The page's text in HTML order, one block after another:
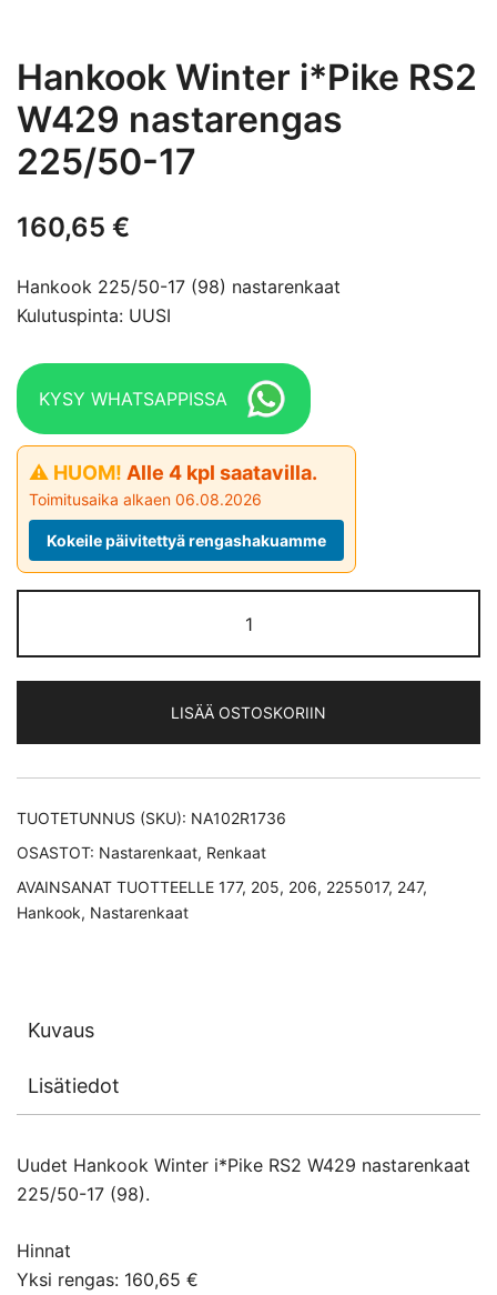
Hankook Winter i*Pike RS2
W429 nastarengas
225/50-17
160,65 €
Hankook 225/50-17 (98) nastarenkaat
Kulutuspinta: UUSI
KYSY WHATSAPPISSA
⚠ HUOM! Alle 4 kpl saatavilla.
Toimitusaika alkaen 06.08.2026
Kokeile päivitettyä rengashakuamme
Winter
i*Pike
W429
nastarengas
225/50-
17
LISÄÄ OSTOSKORIIN
TUOTETUNNUS (SKU): NA102R1736
OSASTOT: Nastarenkaat, Renkaat
AVAINSANAT TUOTTEELLE 177, 205, 206, 2255017, 247,
Hankook, Nastarenkaat
Kuvaus
Lisätiedot
Uudet Hankook Winter i*Pike RS2 W429 nastarenkaat
225/50-17 (98).
Hinnat
Yksi rengas: 160,65 €